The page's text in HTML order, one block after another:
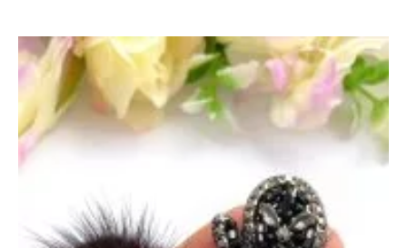
Символ
2025
ноября
2024